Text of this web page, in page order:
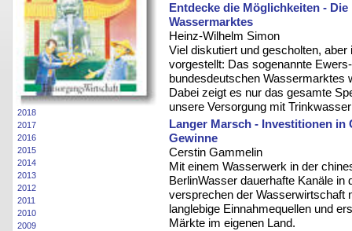
2018
2017
2016
2015
2014
2013
2012
2011
2010
2009
Entdecke die Möglichkeiten -
Wassermarktes
Heinz-Wilhelm Simon
Viel diskutiert und gescholten,
vorgestellt: Das sogenannte
bundesdeutschen Wassermarktes
Dabei zeigt es nur das gesamte
unsere Versorgung mit
Langer Marsch - Investitionen
Gewinne
Cerstin Gammelin
Mit einem Wasserwerk in der
BerlinWasser dauerhafte Kanäle
versprechen der Wasserwirtschaft
langlebige Einnahmequellen und
Märkte im eigenen Land.